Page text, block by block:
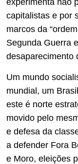
experimenta não
capitalistas e por
marcos da
Segunda Guerra
desaparecimento
Um mundo
mundial, um
este é norte
movido pelo
e defesa da
a defender Fora
e Moro, eleições